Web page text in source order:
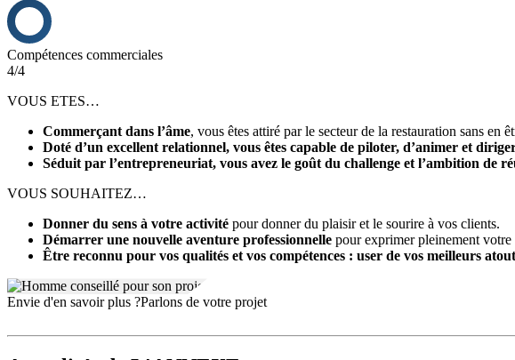
Compétences commerciales
4/4
VOUS ETES…
Commerçant dans l’âme, vous êtes attiré par le secteur de la restauration sans en
Doté d’un excellent relationnel, vous êtes capable de piloter, d’animer et
Séduit par l’entrepreneuriat, vous avez le goût du challenge et l’ambition de
VOUS SOUHAITEZ…
Donner du sens à votre activité pour donner du plaisir et le sourire à vos clients.
Démarrer une nouvelle aventure professionnelle pour exprimer pleinement votre
Être reconnu pour vos qualités et vos compétences : user de vos meilleurs
Envie d'en savoir plus ?Parlons de votre projet